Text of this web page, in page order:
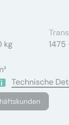
kg
Technische